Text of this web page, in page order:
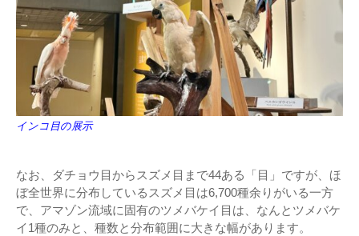
インコ目の展示
なお、ダチョウ目からスズメ目まで44ある「目」ですが、ほ
ぼ全世界に分布しているスズメ目は6,700種余りがいる一方
で、アマゾン流域に固有のツメバケイ目は、なんとツメバケ
イ1種のみと、種数と分布範囲に大きな幅があります。